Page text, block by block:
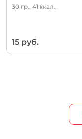
30 гр., 41 ккал.,
15 руб.